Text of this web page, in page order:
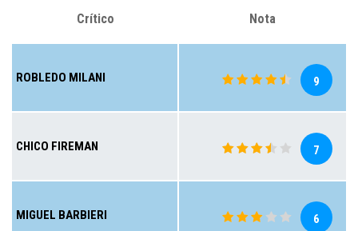
Crítico Nota
ROBLEDO MILANI 9
CHICO FIREMAN 7
MIGUEL BARBIERI 6